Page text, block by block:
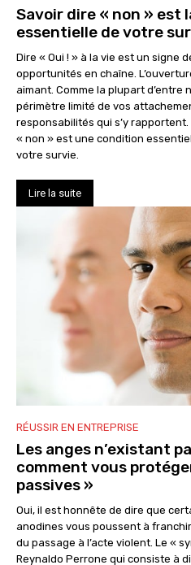
Savoir dire « non » est
essentielle de votre
Dire « Oui ! » à la vie est un signe
opportunités en chaîne.
aimant. Comme la plupart d’entre
périmètre limité de vos
responsabilités qui s’y
« non » est une condition
votre survie.
Lire la suite
RÉUSSIR EN ENTREPRISE
Les anges n’existant
comment vous
passives »
Oui, il est honnête de dire que
anodines vous poussent à
du passage à l’acte violent. Le «
Reynaldo Perrone qui consiste à